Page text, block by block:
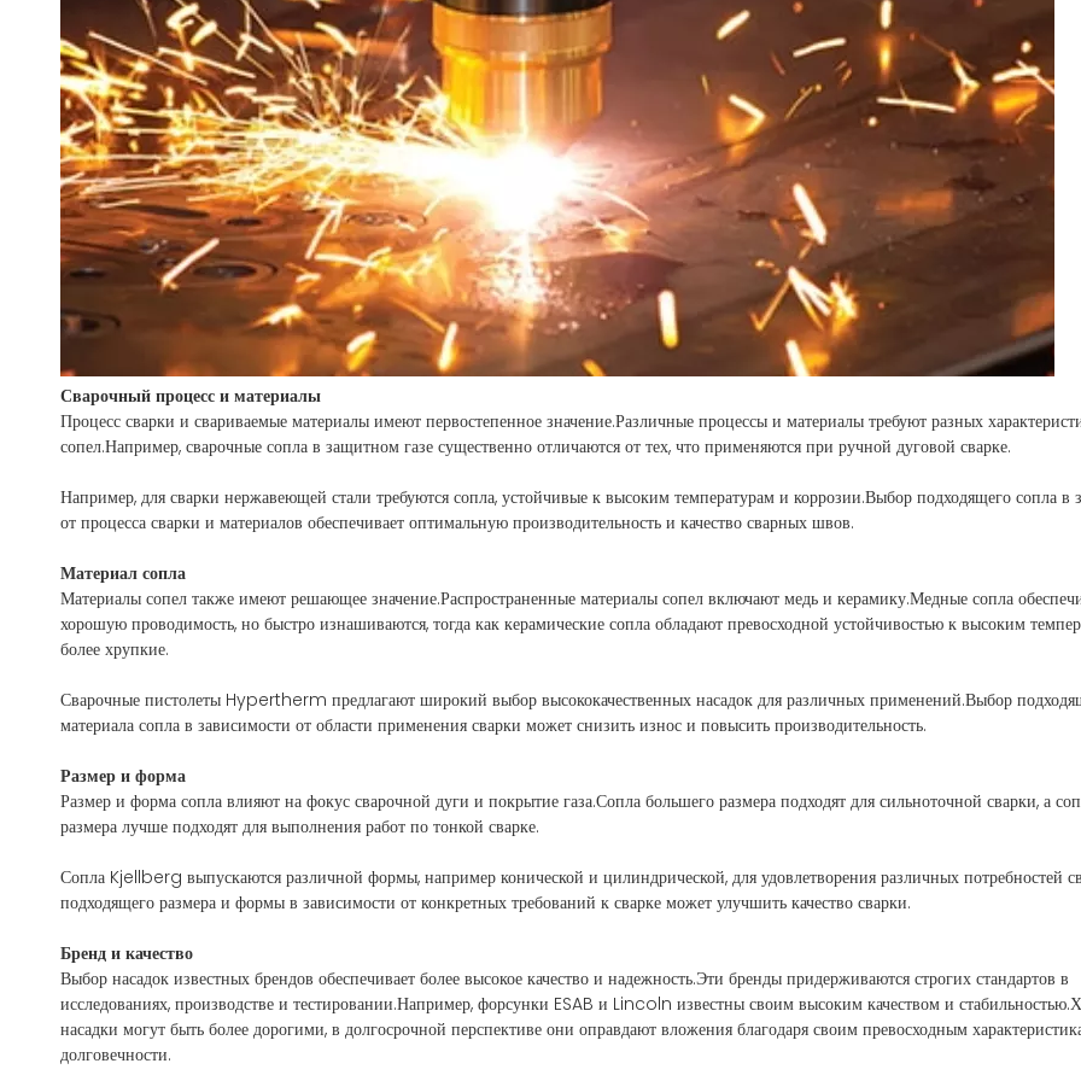
Сварочный процесс и материалы
Процесс сварки и свариваемые материалы имеют первостепенное значение.Различные процессы и материалы требуют разных
сопел.Например, сварочные сопла в защитном газе существенно отличаются от тех, что применяются при ручной дуговой сварке.
Например, для сварки нержавеющей стали требуются сопла, устойчивые к высоким температурам и коррозии.Выбор подходящего сопла в
от процесса сварки и материалов обеспечивает оптимальную производительность и качество сварных швов.
Материал сопла
Материалы сопел также имеют решающее значение.Распространенные материалы сопел включают медь и керамику.Медные сопла
хорошую проводимость, но быстро изнашиваются, тогда как керамические сопла обладают превосходной устойчивостью к высоким
более хрупкие.
Сварочные пистолеты Hypertherm предлагают широкий выбор высококачественных насадок для различных применений.Выбор
материала сопла в зависимости от области применения сварки может снизить износ и повысить производительность.
Размер и форма
Размер и форма сопла влияют на фокус сварочной дуги и покрытие газа.Сопла большего размера подходят для сильноточной сварки, а
размера лучше подходят для выполнения работ по тонкой сварке.
Сопла Kjellberg выпускаются различной формы, например конической и цилиндрической, для удовлетворения различных потребностей
подходящего размера и формы в зависимости от конкретных требований к сварке может улучшить качество сварки.
Бренд и качество
Выбор насадок известных брендов обеспечивает более высокое качество и надежность.Эти бренды придерживаются строгих стандартов в
исследованиях, производстве и тестировании.Например, форсунки ESAB и Lincoln известны своим высоким качеством и
насадки могут быть более дорогими, в долгосрочной перспективе они оправдают вложения благодаря своим превосходным
долговечности.